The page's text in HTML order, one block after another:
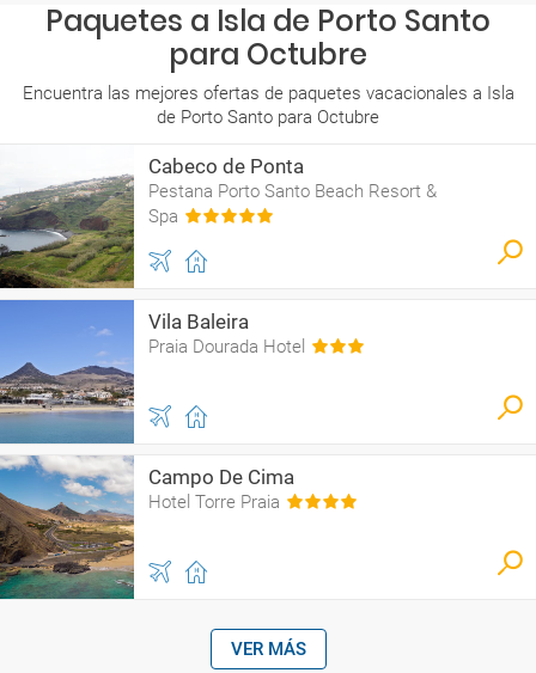
Paquetes a Isla de Porto Santo
para Octubre
Encuentra las mejores ofertas de paquetes vacacionales a Isla
de Porto Santo para Octubre
Cabeco de Ponta
Pestana Porto Santo Beach Resort &
Spa
Vila Baleira
Praia Dourada Hotel
Campo De Cima
Hotel Torre Praia
VER MÁS